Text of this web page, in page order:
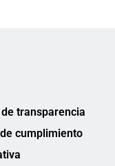
transparencia
cumplimiento